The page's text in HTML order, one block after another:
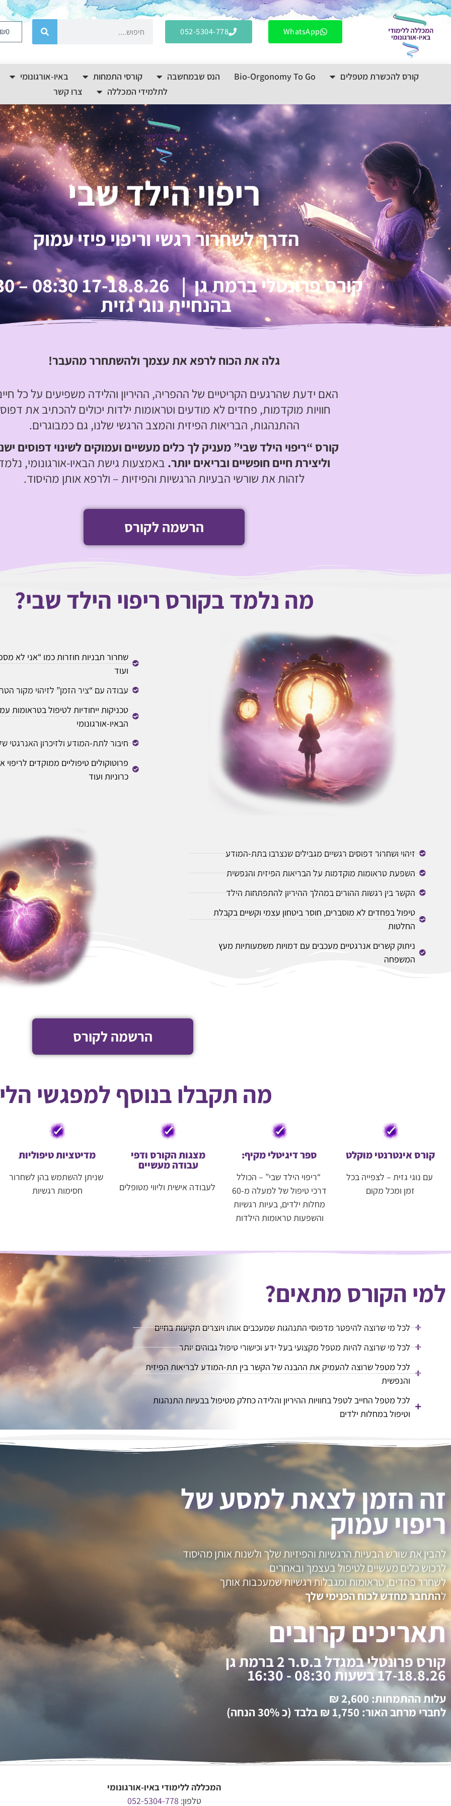
לתוכן
WhatsApp
052-5304-778
₪0
קורס להכשרת מטפלים Bio-Orgonomy To Go הנס שבמחשבה קורסי התמחות
באיו-אורגונומי
לתלמידי המכללה
צרו קשר
ריפוי הילד שבי
הדרך לשחרור רגשי וריפוי פיזי עמוק
קורס פרונטלי ברמת גן | 17-18.8.26 08:30 – 16:30
בהנחיית נוגי גזית
גלה את הכוח לרפא את עצמך ולהשתחרר מהעבר!
האם ידעת שהרגעים הקריטיים של ההפריה, ההיריון והלידה משפיעים על כל
חוויות מוקדמות, פחדים לא מודעים וטראומות ילדות יכולים להכתיב את
ההתנהגות, הבריאות הפיזית והמצב הרגשי שלנו, גם כמבוגרים.
קורס “ריפוי הילד שבי” מעניק לך כלים מעשיים ועמוקים לשינוי דפוסים
וליצירת חיים חופשיים ובריאים יותר. באמצעות גישת הבאיו-אורגונומי,
לזהות את שורשי הבעיות הרגשיות והפיזיות – ולרפא אותן מהיסוד.
הרשמה לקורס
מה נלמד בקורס ריפוי הילד שבי?
שחרור תבניות חוזרות כמו “אני לא
ועוד
עבודה עם “ציר הזמן” לזיהוי מקור
טכניקות ייחודיות לטיפול בטראומות
הבאיו-אורגונומי
חיבור לתת-המודע ולזיכרון האנרגטי
פרוטוקולים טיפוליים ממוקדים
כרוניות ועוד
זיהוי ושחרור דפוסים רגשיים מגבילים שנצרבו בתת-המודע
השפעת טראומות מוקדמות על הבריאות הפיזית והנפשית
הקשר בין רגשות ההורים במהלך ההיריון להתפתחות הילד
טיפול בפחדים לא מוסברים, חוסר ביטחון עצמי וקשיים בקבלת
החלטות
ניתוק קשרים אנרגטיים מעכבים עם דמויות משמעותיות מעץ
המשפחה
הרשמה לקורס
מה תקבלו בנוסף למפגשי
קורס אינטרנטי מוקלט
עם נוגי גזית – לצפייה בכל
זמן ומכל מקום
ספר דיגיטלי מקיף:
“ריפוי הילד שבי” – הכולל
דרכי טיפול של למעלה מ-60
מחלות ילדים, בעיות רגשיות
והשפעות טראומות הילדות
מצגות הקורס ודפי
עבודה מעשיים
לעבודה אישית וליווי מטופלים
מדיטציות טיפוליות
שניתן להשתמש בהן לשחרור
חסימות רגשיות
למי הקורס מתאים?
לכל מי שרוצה להיפטר מדפוסי התנהגות שמעכבים אותו ויוצרים תקיעות בחיים
לכל מי שרוצה להיות מטפל מקצועי בעל ידע וכישורי טיפול גבוהים יותר
לכל מטפל שרוצה להעמיק את ההבנה של הקשר בין תת-המודע לבריאות הפיזית
והנפשית
לכל מטפל החייב לטפל בחוויות ההיריון והלידה כחלק מטיפול בבעיות התנהגות
וטיפול במחלות ילדים
זה הזמן לצאת למסע של
ריפוי עמוק
להבין את שורש הבעיות הרגשיות והפיזיות שלך ולשנות אותן מהיסוד
לרכוש כלים מעשיים לטיפול בעצמך ובאחרים
לשחרר פחדים, טראומות ומגבלות רגשיות שמעכבות אותך
להתחבר מחדש לכוח הפנימי שלך
תאריכים קרובים
קורס פרונטלי במגדל ב.ס.ר 2 ברמת גן
17-18.8.26 בשעות 08:30 - 16:30
עלות ההתמחות: 2,600 ₪
לחברי מרחב האור: 1,750 ₪ בלבד (כ 30% הנחה)
המכללה ללימודי באיו-אורגונומי
טלפון: 052-5304-778